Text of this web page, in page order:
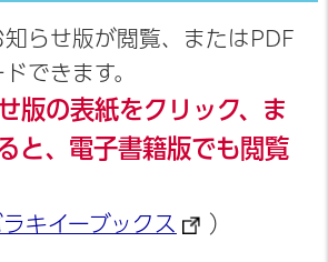
らせ版が閲覧、またはPDF
できます。
版の表紙をクリック、ま
と、電子書籍版でも閲覧
ラキイーブックス ）